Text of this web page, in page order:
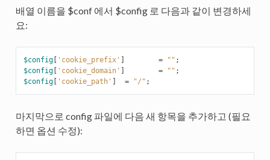
배열 이름을 $conf 에서 $config 로 다음과 같이 변경하세
요:
$config[ 'cookie_prefix' = "" ;
$config[ 'cookie_domain' = "" ;
$config[ 'cookie_path' = "/" ;
마지막으로 config 파일에 다음 새 항목을 추가하고 (필요
하면 옵션 수정):